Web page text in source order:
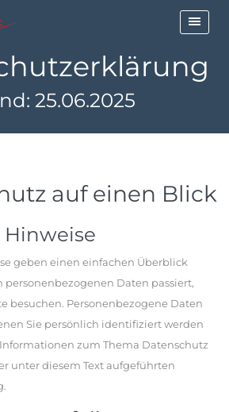
25.06.2025
auf einen Blick
geben einen einfachen Überblick
personenbezogenen Daten passiert,
besuchen. Personenbezogene Daten
Sie persönlich identifiziert werden
zum Thema Datenschutz
unter diesem Text aufgeführten